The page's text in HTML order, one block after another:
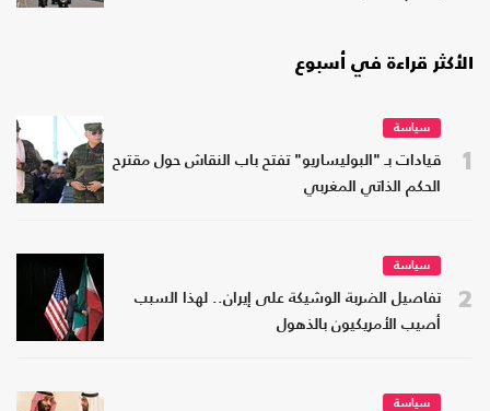
الأكثر قراءة في أسبوع
1
سياسة
قيادات بـ "البوليساريو" تفتح باب النقاش حول مقترح
الحكم الذاتي المغربي
2
سياسة
تفاصيل الضربة الوشيكة على إيران.. لهذا السبب
أصيب الأمريكيون بالذهول
سياسة